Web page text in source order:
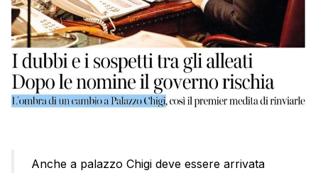
Anche a palazzo Chigi deve essere arrivata